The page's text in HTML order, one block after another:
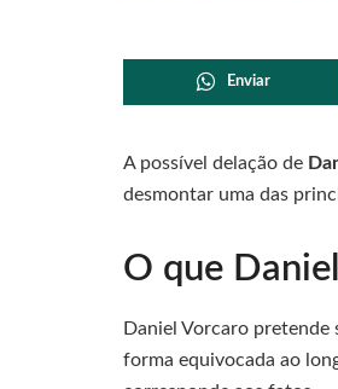
Enviar
A possível delação de
desmontar uma das
O que
Daniel Vorcaro
forma equivocada ao